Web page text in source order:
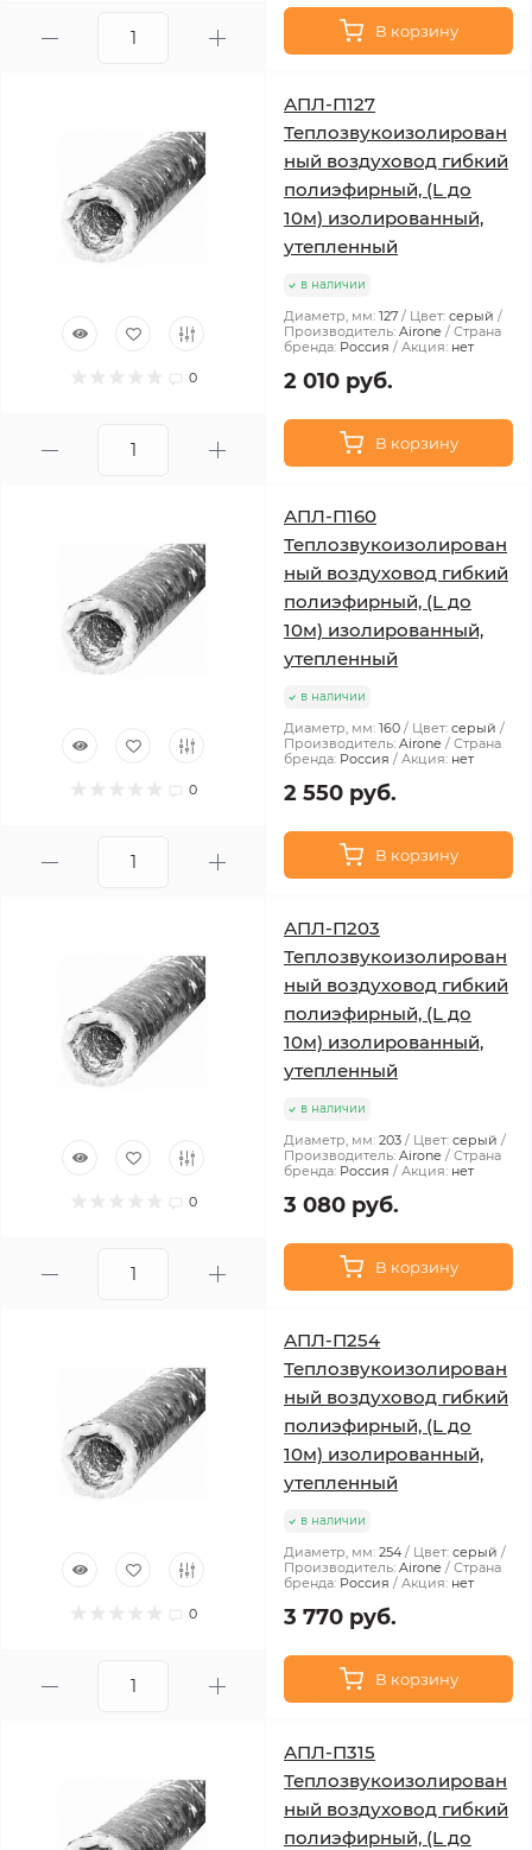
В корзину
0
АПЛ-П127
Теплозвукоизолирован
ный воздуховод гибкий
полиэфирный, (L до
10м) изолированный,
утепленный
в наличии
Диаметр, мм: 127 Цвет: серый
Производитель: Airone
Страна
бренда: Россия Акция: нет
2 010 руб.
В корзину
0
АПЛ-П160
Теплозвукоизолирован
ный воздуховод гибкий
полиэфирный, (L до
10м) изолированный,
утепленный
в наличии
Диаметр, мм: 160 Цвет: серый
Производитель: Airone
Страна
бренда: Россия Акция: нет
2 550 руб.
В корзину
0
АПЛ-П203
Теплозвукоизолирован
ный воздуховод гибкий
полиэфирный, (L до
10м) изолированный,
утепленный
в наличии
Диаметр, мм: 203 Цвет: серый
Производитель: Airone
Страна
бренда: Россия Акция: нет
3 080 руб.
В корзину
0
АПЛ-П254
Теплозвукоизолирован
ный воздуховод гибкий
полиэфирный, (L до
10м) изолированный,
утепленный
в наличии
Диаметр, мм: 254 Цвет: серый
Производитель: Airone
Страна
бренда: Россия Акция: нет
3 770 руб.
В корзину
АПЛ-П315
Теплозвукоизолирован
ный воздуховод гибкий
полиэфирный, (L до